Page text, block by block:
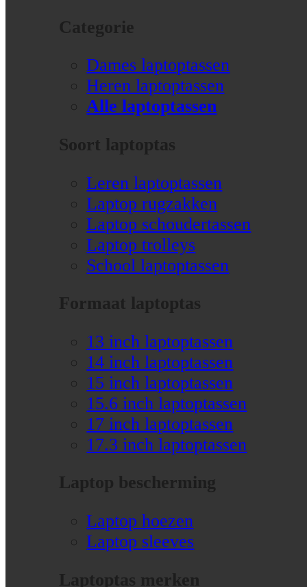
Categorie
Dames laptoptassen
Heren laptoptassen
Alle laptoptassen
Soort laptoptas
Leren laptoptassen
Laptop rugzakken
Laptop schoudertassen
Laptop trolleys
School laptoptassen
Formaat laptoptas
13 inch laptoptassen
14 inch laptoptassen
15 inch laptoptassen
15.6 inch laptoptassen
17 inch laptoptassen
17.3 inch laptoptassen
Laptop bescherming
Laptop hoezen
Laptop sleeves
Laptoptas merken